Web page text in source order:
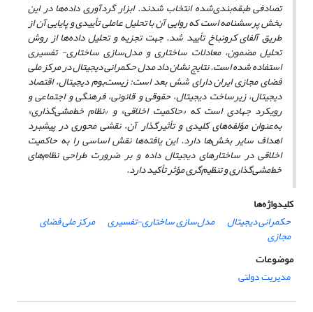
تصادفی طبقه‌بندی‌شده انتخاب شدند. ابزار گردآوری دادهها در این
بخش پرسشنامه است که روایی آن با تحلیل عاملی تأییدی و پایایی آن از
طریق آلفای کرونباخ تأیید شد. جهت تجزیه و تحلیل دادهها از روش
تحلیل مضمون، معادلات ساختاری و مدلسازی ساختاری- تفسیری
استفاده شده است. نتایج نشان داد مدل حکمرانی دیجیتال در مرکز ملی
فضای مجازی ایران دارای شش بعد است: زیست‌بوم دیجیتال، اقتصاد
دیجیتال، زیرساخت دیجیتال، حقوقی و قانونی، فرهنگی و اجتماعی و
رویکرد جهادی است که «حاکمیت اخلاقی» و «نظام خط‌مشی‌گذاری»
به‌عنوان مؤلفه‌های کلیدی و تأثیرگذار آن، نقشی محوری در پیشبرد
اهداف سایر بخش‌ها دارد. این یافته‌ها نقش اساسی را به حاکمیت
اخلاقی در ساختارهای دیجیتال داده و بر ضرورت طراحی نظام‌های
خط‌مشی‌گذاری و تنظیم‌گری مؤثر تأکید دارد.
کلیدواژه‌ها
حکمرانی دیجیتال
مدل‌سازی ساختاری-تفسیری مرکز ملی فضای
مجازی
موضوعات
مدیریت دولتی